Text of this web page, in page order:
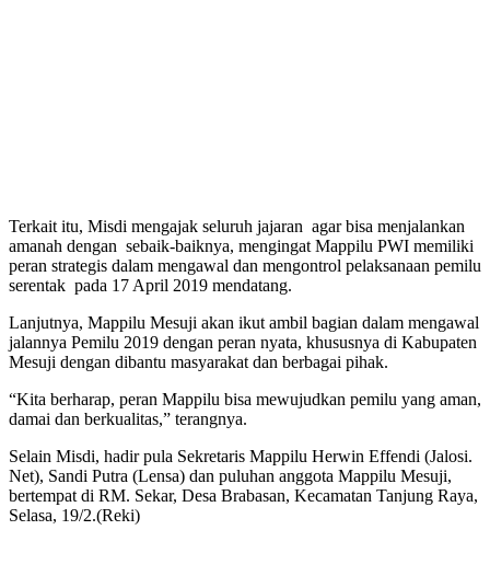
Terkait itu, Misdi mengajak seluruh jajaran agar bisa menjalankan
amanah dengan sebaik-baiknya, mengingat Mappilu PWI memiliki
peran strategis dalam mengawal dan mengontrol pelaksanaan pemilu
serentak pada 17 April 2019 mendatang.
Lanjutnya, Mappilu Mesuji akan ikut ambil bagian dalam mengawal
jalannya Pemilu 2019 dengan peran nyata, khususnya di Kabupaten
Mesuji dengan dibantu masyarakat dan berbagai pihak.
“Kita berharap, peran Mappilu bisa mewujudkan pemilu yang aman,
damai dan berkualitas,” terangnya.
Selain Misdi, hadir pula Sekretaris Mappilu Herwin Effendi (Jalosi.
Net), Sandi Putra (Lensa) dan puluhan anggota Mappilu Mesuji,
bertempat di RM. Sekar, Desa Brabasan, Kecamatan Tanjung Raya,
Selasa, 19/2.(Reki)